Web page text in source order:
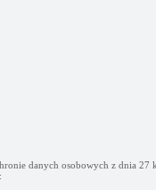
danych osobowych z dnia 27